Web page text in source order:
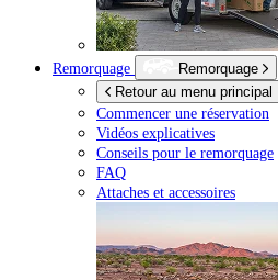
Remorquage
Remorquage
Retour au menu principal
Commencer une réservation
Vidéos explicatives
Conseils pour le remorquage
FAQ
Attaches et accessoires